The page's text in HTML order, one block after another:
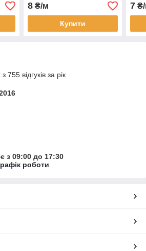
8₴/м
Купити
7
755 відгуків за рік
з 09:00 до 17:30
роботи